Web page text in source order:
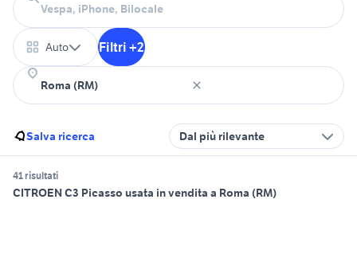
Auto Filtri +2
Salva ricerca Dal più rilevante
41 risultati
CITROEN C3 Picasso usata in vendita a Roma (RM)